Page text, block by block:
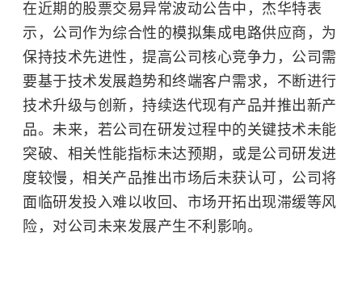
在近期的股票交易异常波动公告中，杰华特表
示，公司作为综合性的模拟集成电路供应商，为
保持技术先进性，提高公司核心竞争力，公司需
要基于技术发展趋势和终端客户需求，不断进行
技术升级与创新，持续迭代现有产品并推出新产
品。未来，若公司在研发过程中的关键技术未能
突破、相关性能指标未达预期，或是公司研发进
度较慢，相关产品推出市场后未获认可，公司将
面临研发投入难以收回、市场开拓出现滞缓等风
险，对公司未来发展产生不利影响。